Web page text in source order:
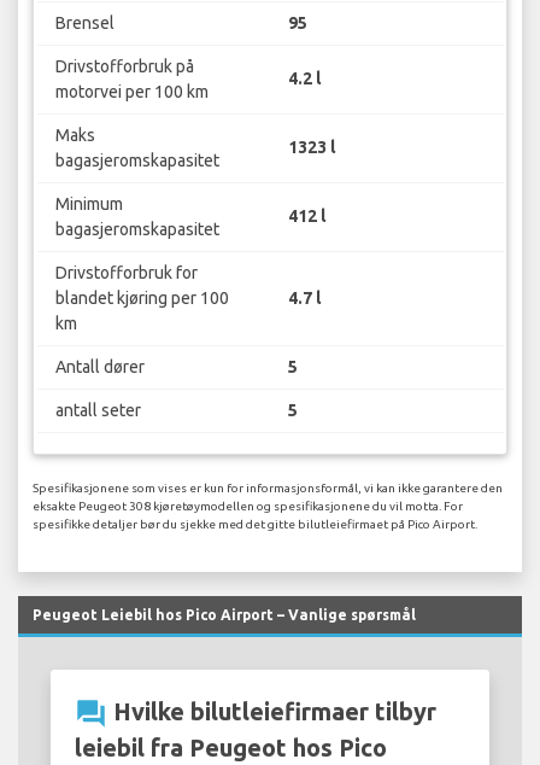
Brensel 95
Drivstofforbruk på
motorvei per 100 km
4.2 l
Maks
bagasjeromskapasitet
1323 l
Minimum
bagasjeromskapasitet
412 l
Drivstofforbruk for
blandet kjøring per 100
km
4.7 l
Antall dører 5
antall seter 5
Spesifikasjonene som vises er kun for informasjonsformål, vi kan ikke garantere den
eksakte Peugeot 308 kjøretøymodellen og spesifikasjonene du vil motta. For
spesifikke detaljer bør du sjekke med det gitte bilutleiefirmaet på Pico Airport.
Peugeot Leiebil hos Pico Airport – Vanlige spørsmål
question_answer Hvilke bilutleiefirmaer tilbyr
leiebil fra Peugeot hos Pico